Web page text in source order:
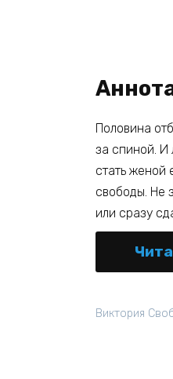
Половина
за спиной. И
стать женой
свободы. Не
или сразу
Виктория